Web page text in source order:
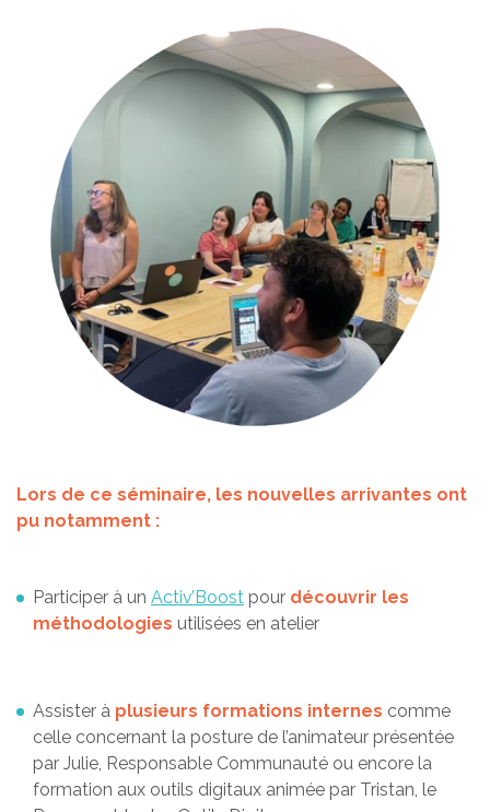
Lors de ce séminaire, les nouvelles arrivantes ont
pu notamment :
Participer à un Activ’Boost pour découvrir les
méthodologies utilisées en atelier
Assister à plusieurs formations internes comme
celle concernant la posture de l’animateur présentée
par Julie, Responsable Communauté ou encore la
formation aux outils digitaux animée par Tristan, le